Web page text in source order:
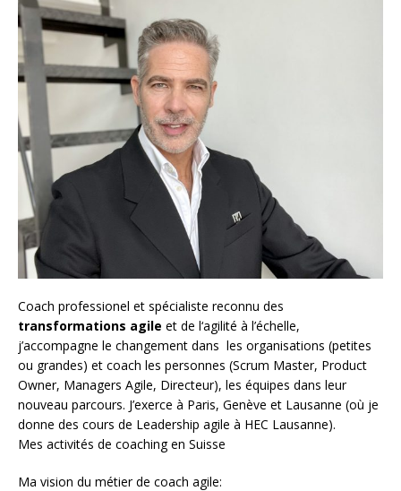
Coach professionel et spécialiste reconnu des
transformations agile et de l‘agilité à l’échelle,
j’accompagne le changement dans les organisations (petites
ou grandes) et coach les personnes (Scrum Master, Product
Owner, Managers Agile, Directeur), les équipes dans leur
nouveau parcours. J’exerce à Paris, Genève et Lausanne (où je
donne des cours de Leadership agile à HEC Lausanne).
Mes activités de coaching en Suisse
Ma vision du métier de coach agile: